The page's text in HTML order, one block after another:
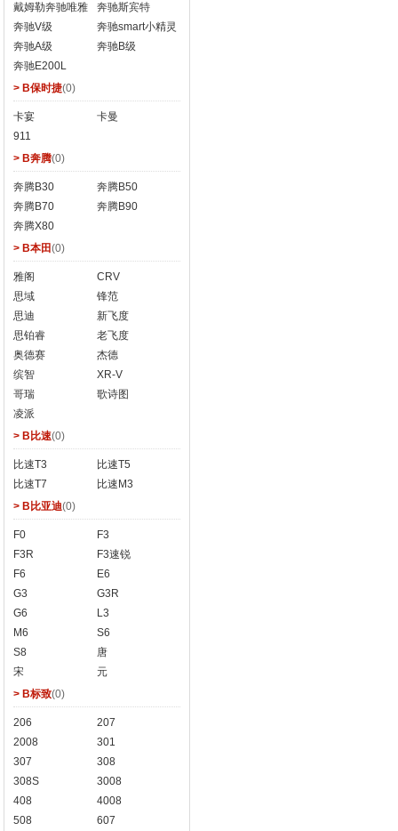
戴姆勒奔驰唯雅
诺
奔驰斯宾特
Sprinter
奔驰V级
奔驰smart小精灵
奔驰A级
奔驰B级
奔驰E200L
> B保时捷(0)
卡宴
卡曼
911
> B奔腾(0)
奔腾B30
奔腾B50
奔腾B70
奔腾B90
奔腾X80
> B本田(0)
雅阁
CRV
思域
锋范
思迪
新飞度
思铂睿
老飞度
奥德赛
杰德
缤智
XR-V
哥瑞
歌诗图
凌派
> B比速(0)
比速T3
比速T5
比速T7
比速M3
> B比亚迪(0)
F0
F3
F3R
F3速锐
F6
E6
G3
G3R
G6
L3
M6
S6
S8
唐
宋
元
> B标致(0)
206
207
2008
301
307
308
308S
3008
408
4008
508
607